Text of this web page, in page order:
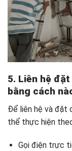
5. Liên hệ
bằng cách
Để liên hệ và đặt
thể thực hiện
Gọi điện trực